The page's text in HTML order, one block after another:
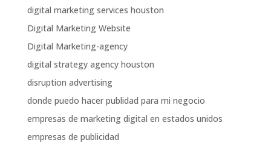
digital marketing services houston
Digital Marketing Website
Digital Marketing-agency
digital strategy agency houston
disruption advertising
donde puedo hacer publidad para mi negocio
empresas de marketing digital en estados unidos
empresas de publicidad